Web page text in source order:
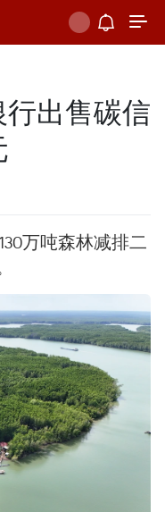
出售碳信
万吨森林减排二